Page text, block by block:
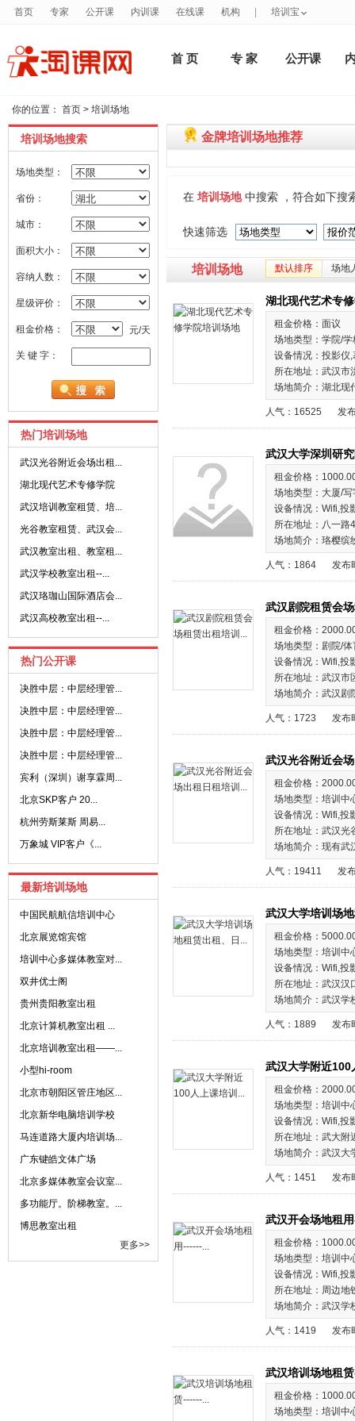
首 页 专 家 公开课
你的位置： 首页 > 培训场地
培训场地搜索
场地类型：
省份：
城市：
面积大小：
容纳人数：
星级评价：
租金价格： 元/天
关 键 字：
热门培训场地
武汉光谷附近会场出租...
湖北现代艺术专修学院
武汉培训教室租赁、培...
光谷教室租赁、武汉会...
武汉教室出租、教室租...
武汉学校教室出租--...
武汉珞珈山国际酒店会...
武汉高校教室出租--...
热门公开课
决胜中层：中层经理管...
决胜中层：中层经理管...
决胜中层：中层经理管...
决胜中层：中层经理管...
宾利（深圳）谢享霖周...
北京SKP客户 20...
杭州劳斯莱斯 周易...
万象城 VIP客户《...
最新培训场地
中国民航航信培训中心
北京展览馆宾馆
培训中心多媒体教室对...
双井优士阁
贵州贵阳教室出租
北京计算机教室出租 ...
北京培训教室出租——...
小型hi-room
北京市朝阳区管庄地区...
北京新华电脑培训学校
马连道路大厦内培训场...
广东键皓文体广场
北京多媒体教室会议室...
多功能厅。阶梯教室。...
博思教室出租
更多>>
金牌培训场地推荐
在 培训场地中搜索 ，符合如下搜
快速筛选
培训场地 默认排序 场地
湖北现代艺术专
租金价格：面议
场地类型：学院/学
设备情况：投影仪
所在地址：武汉市
场地简介：湖北现
人气：16525 发
武汉大学深圳研
租金价格：
场地类型：大厦/写
设备情况：Wifi,投
所在地址：八一路
场地简介：珞樱缤
人气：1864 发布
武汉剧院租赁会
租金价格：
场地类型：剧院/体
设备情况：Wifi,投
所在地址：武汉市
场地简介：武汉剧
人气：1723 发布
武汉光谷附近会
租金价格：
场地类型：培训中
设备情况：Wifi,投
所在地址：武汉光
场地简介：现有武
人气：19411 发
武汉大学培训场
租金价格：
场地类型：培训中
设备情况：Wifi,投
所在地址：武汉汉
场地简介：武汉学
人气：1889 发布
武汉大学附近100
租金价格：
场地类型：培训中
设备情况：Wifi,投
所在地址：武大附
场地简介：武汉大
人气：1451 发布
武汉开会场地租
租金价格：
场地类型：培训中
设备情况：Wifi,投
所在地址：周边地
场地简介：武汉学
人气：1419 发布
武汉培训场地租
租金价格：
场地类型：培训中
首页 专家 公开课 内训课 在线课 机构 培训宝